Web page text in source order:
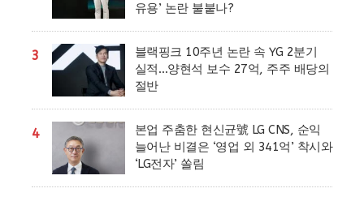
유용’ 논란 불붙나?
3
블랙핑크 10주년 논란 속 YG 2분기
실적…양현석 보수 27억, 주주 배당의
절반
4
본업 주춤한 현신균號 LG CNS, 순익
늘어난 비결은 ‘영업 외 341억’ 착시와
‘LG전자’ 쏠림